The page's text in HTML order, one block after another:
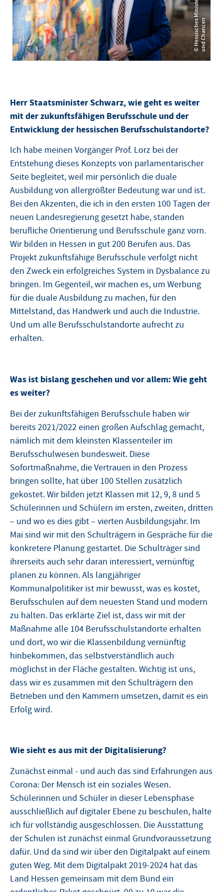
s
n
Herr Staatsminister Schwarz, wie geht es weiter
mit der zukunftsfähigen Berufsschule und der
Entwicklung der hessischen Berufsschulstandorte?
Ich habe meinen Vorgänger Prof. Lorz bei der
Entstehung dieses Konzepts von parlamentarischer
Seite begleitet, weil mir persönlich die duale
Ausbildung von allergrößter Bedeutung war und ist.
Bei den Akzenten, die ich in den ersten 100 Tagen der
neuen Landesregierung gesetzt habe, standen
berufliche Orientierung und Berufsschule ganz vorn.
Wir bilden in Hessen in gut 200 Berufen aus. Das
Projekt zukunftsfähige Berufsschule verfolgt nicht
den Zweck ein erfolgreiches System in Dysbalance zu
bringen. Im Gegenteil, wir machen es, um Werbung
für die duale Ausbildung zu machen, für den
Mittelstand, das Handwerk und auch die Industrie.
Und um alle Berufsschulstandorte aufrecht zu
erhalten.
Was ist bislang geschehen und vor allem: Wie geht
es weiter?
Bei der zukunftsfähigen Berufsschule haben wir
bereits 2021/2022 einen großen Aufschlag gemacht,
nämlich mit dem kleinsten Klassenteiler im
Berufsschulwesen bundesweit. Diese
Sofortmaßnahme, die Vertrauen in den Prozess
bringen sollte, hat über 100 Stellen zusätzlich
gekostet. Wir bilden jetzt Klassen mit 12, 9, 8 und 5
Schülerinnen und Schülern im ersten, zweiten, dritten
– und wo es dies gibt – vierten Ausbildungsjahr. Im
Mai sind wir mit den Schulträgern in Gespräche für die
konkretere Planung gestartet. Die Schulträger sind
ihrerseits auch sehr daran interessiert, vernünftig
planen zu können. Als langjähriger
Kommunalpolitiker ist mir bewusst, was es kostet,
Berufsschulen auf dem neuesten Stand und modern
zu halten. Das erklärte Ziel ist, dass wir mit der
Maßnahme alle 104 Berufsschulstandorte erhalten
und dort, wo wir die Klassenbildung vernünftig
hinbekommen, das selbstverständlich auch
möglichst in der Fläche gestalten. Wichtig ist uns,
dass wir es zusammen mit den Schulträgern den
Betrieben und den Kammern umsetzen, damit es ein
Erfolg wird.
Wie sieht es aus mit der Digitalisierung?
Zunächst einmal - und auch das sind Erfahrungen aus
Corona: Der Mensch ist ein soziales Wesen.
Schülerinnen und Schüler in dieser Lebensphase
ausschließlich auf digitaler Ebene zu beschulen, halte
ich für vollständig ausgeschlossen. Die Ausstattung
der Schulen ist zunächst einmal Grundvoraussetzung
dafür. Und da sind wir über den Digitalpakt auf einem
guten Weg. Mit dem Digitalpakt 2019-2024 hat das
Land Hessen gemeinsam mit dem Bund ein